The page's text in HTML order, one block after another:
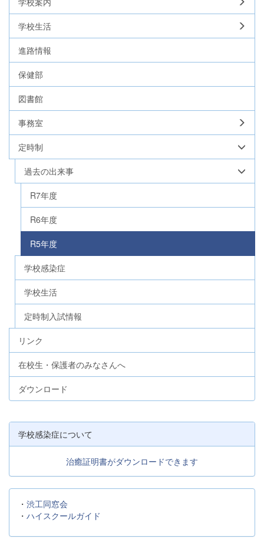
学校生活
進路情報
保健部
図書館
事務室
定時制
過去の出来事
R7年度
R6年度
R5年度
学校感染症
学校生活
定時制入試情報
リンク
在校生・保護者のみなさんへ
ダウンロード
学校感染症について
治癒証明書がダウンロードできます
・ 渋工同窓会
・ ハイスクールガイド